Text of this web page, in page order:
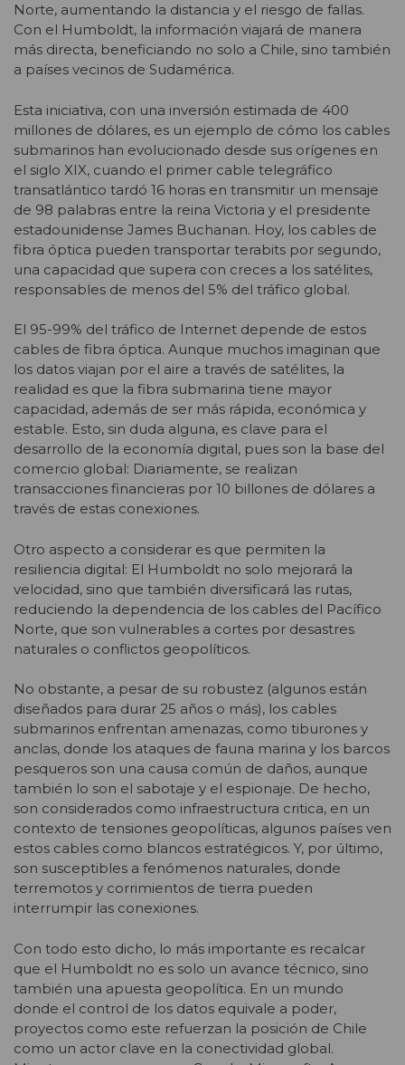
Norte, aumentando la distancia y el riesgo de fallas.
Con el Humboldt, la información viajará de manera
más directa, beneficiando no solo a Chile, sino también
a países vecinos de Sudamérica.
Esta iniciativa, con una inversión estimada de 400
millones de dólares, es un ejemplo de cómo los cables
submarinos han evolucionado desde sus orígenes en
el siglo XIX, cuando el primer cable telegráfico
transatlántico tardó 16 horas en transmitir un mensaje
de 98 palabras entre la reina Victoria y el presidente
estadounidense James Buchanan. Hoy, los cables de
fibra óptica pueden transportar terabits por segundo,
una capacidad que supera con creces a los satélites,
responsables de menos del 5% del tráfico global.
El 95-99% del tráfico de Internet depende de estos
cables de fibra óptica. Aunque muchos imaginan que
los datos viajan por el aire a través de satélites, la
realidad es que la fibra submarina tiene mayor
capacidad, además de ser más rápida, económica y
estable. Esto, sin duda alguna, es clave para el
desarrollo de la economía digital, pues son la base del
comercio global: Diariamente, se realizan
transacciones financieras por 10 billones de dólares a
través de estas conexiones.
Otro aspecto a considerar es que permiten la
resiliencia digital: El Humboldt no solo mejorará la
velocidad, sino que también diversificará las rutas,
reduciendo la dependencia de los cables del Pacífico
Norte, que son vulnerables a cortes por desastres
naturales o conflictos geopolíticos.
No obstante, a pesar de su robustez (algunos están
diseñados para durar 25 años o más), los cables
submarinos enfrentan amenazas, como tiburones y
anclas, donde los ataques de fauna marina y los barcos
pesqueros son una causa común de daños, aunque
también lo son el sabotaje y el espionaje. De hecho,
son considerados como infraestructura critica, en un
contexto de tensiones geopolíticas, algunos países ven
estos cables como blancos estratégicos. Y, por último,
son susceptibles a fenómenos naturales, donde
terremotos y corrimientos de tierra pueden
interrumpir las conexiones.
Con todo esto dicho, lo más importante es recalcar
que el Humboldt no es solo un avance técnico, sino
también una apuesta geopolítica. En un mundo
donde el control de los datos equivale a poder,
proyectos como este refuerzan la posición de Chile
como un actor clave en la conectividad global.